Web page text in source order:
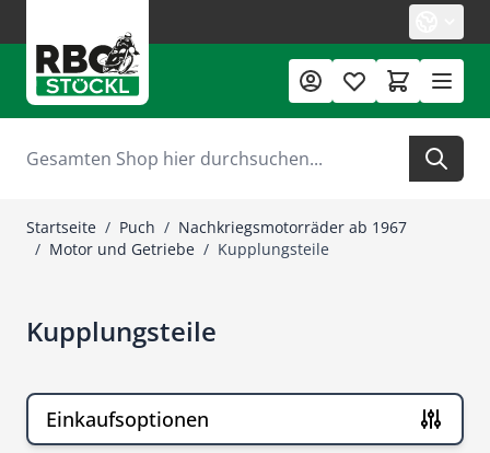
Suche
Startseite / Puch / Nachkriegsmotorräder ab 1967
/ Motor und Getriebe / Kupplungsteile
Kupplungsteile
Einkaufsoptionen